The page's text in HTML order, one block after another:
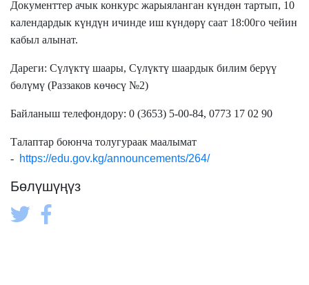
Документтер ачык конкурс жарыяланган күндөн тартып, 10
календардык күндүн ичинде иш күндөрү саат 18:00го чейин
кабыл алынат.
Дареги: Сүлүктү шаары, Сүлүктү шаардык билим берүү
бөлүмү (Раззаков көчөсү №2)
Байланыш телефондору: 0 (3653) 5-00-84, 0773 17 02 90
Талаптар боюнча толугураак маалымат
- https://edu.gov.kg/announcements/264/
Бөлүшүңүз